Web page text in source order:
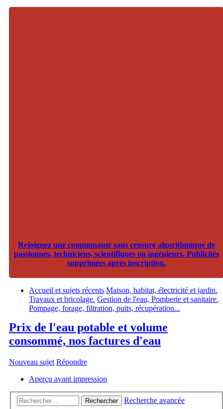
Rejoignez une communauté sans censure algorithmique de
passionnés, techniciens, scientifiques ou ingénieurs. Publicités
supprimées après inscription.
Accueil et sujets récents Maison, habitat, électricité et jardin.
Travaux et bricolage. Gestion de l'eau, Pomberie et sanitaire.
Pompage, forage, filtration, puits, récupération...
Prix de l'eau potable et volume
consommé, nos factures d'eau
Nouveau sujet Répondre
Aperçu avant impression
Rechercher Recherche avancée